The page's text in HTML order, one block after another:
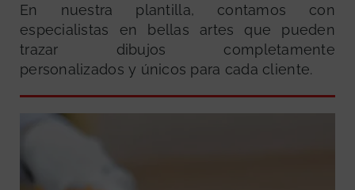
En nuestra plantilla, contamos con
especialistas en bellas artes que pueden
trazar dibujos completamente
personalizados y únicos para cada cliente.